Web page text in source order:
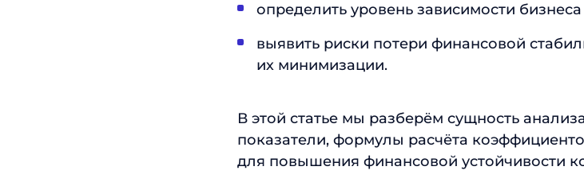
определить уровень зависимости
выявить риски потери финансовой
их минимизации.
В этой статье мы разберём сущность
показатели, формулы расчёта
для повышения финансовой устойчивости